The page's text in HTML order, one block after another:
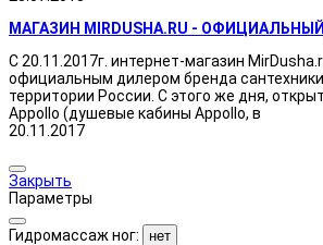
МАГАЗИН MIRDUSHA.RU -
С 20.11.2017г. интернет-магазин
официальным дилером бренда
территории России. С этого же дня,
Appollo (душевые кабины Appollo, в
20.11.2017
Закрыть
Параметры
Гидромассаж ног: нет